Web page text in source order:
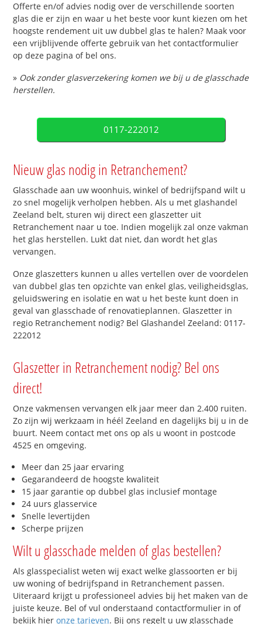
Offerte en/of advies nodig over de verschillende soorten
glas die er zijn en waar u het beste voor kunt kiezen om het
hoogste rendement uit uw dubbel glas te halen? Maak voor
een vrijblijvende offerte gebruik van het contactformulier
op deze pagina of bel ons.
» Ook zonder glasverzekering komen we bij u de glasschade
herstellen.
0117-222012
Nieuw glas nodig in Retranchement?
Glasschade aan uw woonhuis, winkel of bedrijfspand wilt u
zo snel mogelijk verholpen hebben. Als u met glashandel
Zeeland belt, sturen wij direct een glaszetter uit
Retranchement naar u toe. Indien mogelijk zal onze vakman
het glas herstellen. Lukt dat niet, dan wordt het glas
vervangen.
Onze glaszetters kunnen u alles vertellen over de voordelen
van dubbel glas ten opzichte van enkel glas, veiligheidsglas,
geluidswering en isolatie en wat u het beste kunt doen in
geval van glasschade of renovatieplannen. Glaszetter in
regio Retranchement nodig? Bel Glashandel Zeeland: 0117-
222012
Glaszetter in Retranchement nodig? Bel ons
direct!
Onze vakmensen vervangen elk jaar meer dan 2.400 ruiten.
Zo zijn wij werkzaam in héél Zeeland en dagelijks bij u in de
buurt. Neem contact met ons op als u woont in postcode
4525 en omgeving.
Meer dan 25 jaar ervaring
Gegarandeerd de hoogste kwaliteit
15 jaar garantie op dubbel glas inclusief montage
24 uurs glasservice
Snelle levertijden
Scherpe prijzen
Wilt u glasschade melden of glas bestellen?
Als glasspecialist weten wij exact welke glassoorten er bij
uw woning of bedrijfspand in Retranchement passen.
Uiteraard krijgt u professioneel advies bij het maken van de
juiste keuze. Bel of vul onderstaand contactformulier in of
bekijk hieronze tarieven. Bij ons regelt u uw glasschade